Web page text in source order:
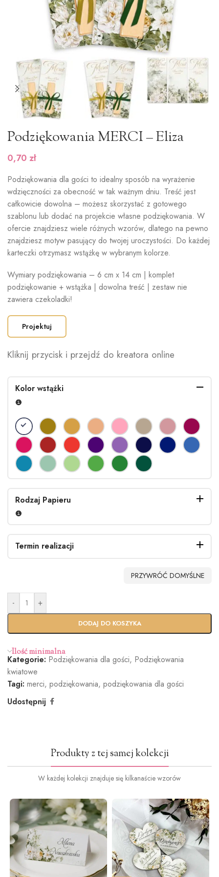
Podziękowania MERCI – Eliza
0,70 zł
Podziękowania dla gości to idealny sposób na wyrażenie
wdzięczności za obecność w tak ważnym dniu. Treść jest
całkowicie dowolna – możesz skorzystać z gotowego
szablonu lub dodać na projekcie własne podziękowania. W
ofercie znajdziesz wiele różnych wzorów, dlatego na pewno
znajdziesz motyw pasujący do twojej uroczystości. Do każdej
karteczki otrzymasz wstążkę w wybranym kolorze.
Wymiary podziękowania – 6 cm x 14 cm | komplet
podziękowanie + wstążka | dowolna treść | zestaw nie
zawiera czekoladki!
Projektuj
Kliknij przycisk i przejdź do kreatora online
Kolor wstążki
Rodzaj Papieru
Termin realizacji
Standardo
Ekspres
(+100zł)
PRZYWRÓĆ DOMYŚLNE
- +
DODAJ DO KOSZYKA
Ilość minimalna
Kategorie: Podziękowania dla gości, Podziękowania
kwiatowe
Tagi: merci, podziękowania, podziękowania dla gości
Udostępnij
Produkty z tej samej kolekcji
W każdej kolekcji znajduje się kilkanaście wzorów